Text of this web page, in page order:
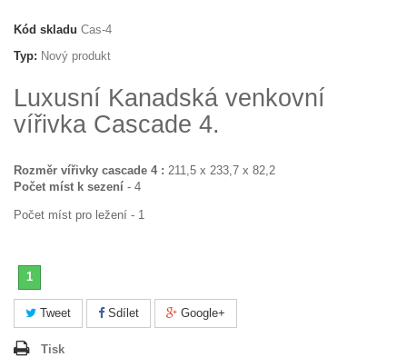
Kód skladu Cas-4
Typ: Nový produkt
Luxusní Kanadská venkovní
vířivka Cascade 4.
Rozměr vířivky cascade 4 : 211,5 x 233,7 x 82,2
Počet míst k sezení - 4
Počet míst pro ležení - 1
1
Tweet Sdílet Google+
Tisk